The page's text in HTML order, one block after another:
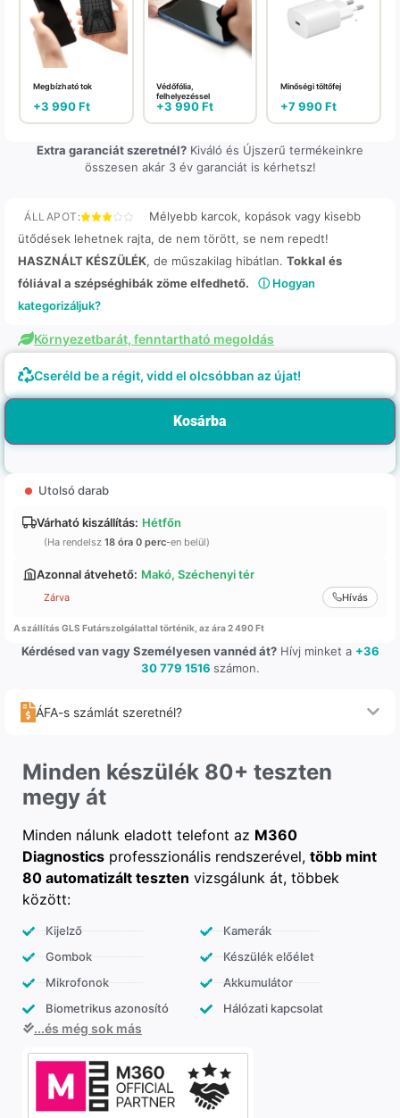
Megbízható tok
+3 990Ft
Védőfólia,
felhelyezéssel
+3 990Ft
Minőségi töltőfej
+7 990Ft
Extra garanciát szeretnél? Kiváló és Újszerű termékeinkre
összesen akár 3 év garanciát is kérhetsz!
ÁLLAPOT:
Mélyebb karcok, kopások vagy kisebb
ütődések lehetnek rajta, de nem törött, se nem repedt!
HASZNÁLT KÉSZÜLÉK, de műszakilag hibátlan. Tokkal és
fóliával a szépséghibák zöme elfedhető.
ⓘ Hogyan
kategorizáljuk?
Környezetbarát, fenntartható megoldás
Cseréld be a régit, vidd el olcsóbban az újat!
Kosárba
Utolsó darab
Várható kiszállítás: Hétfőn
(Ha rendelsz 18 óra 0 perc-en belül)
Azonnal átvehető: Makó, Széchenyi tér
Zárva Hívás
A szállítás GLS Futárszolgálattal történik, az ára 2 490 Ft
Kérdésed van vagy Személyesen vannéd át?Hívj minket a +36
30 779 1516 számon.
ÁFA-s számlát szeretnél?
Minden készülék 80+ teszten
megy át
Minden nálunk eladott telefont az M360
Diagnostics professzionális rendszerével, több mint
80 automatizált teszten vizsgálunk át, többek
között:
Kijelző
Gombok
Mikrofonok
Biometrikus azonosító
Kamerák
Készülék előélet
Akkumulátor
Hálózati kapcsolat
...és még sok más